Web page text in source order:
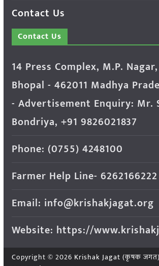
Contact Us
Contact Us
14 Press Complex, M.P.
Bhopal - 462011 Madhya
- Advertisement Enquiry: Mr.
Bondriya, +91 9826021837
Phone: (0755) 4248100
Farmer Help Line- 6262166222
Email: info@krishakjagat.org
Website: https://
Copyright © 2026 Krishak Jagat (कृषक जगत)